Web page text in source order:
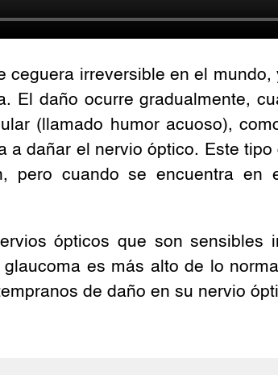
ceguera irreversible en el
El daño ocurre gradualmente,
(llamado humor acuoso),
a dañar el nervio óptico. Este
cuando se encuentra en
ópticos que son
es más alto de lo
de daño en su nervio